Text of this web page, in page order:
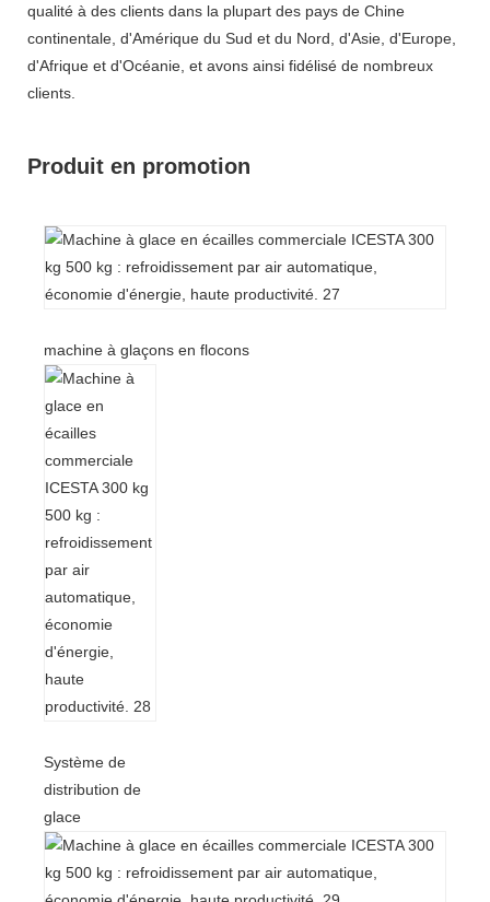
qualité à des clients dans la plupart des pays de Chine
continentale, d'Amérique du Sud et du Nord, d'Asie, d'Europe,
d'Afrique et d'Océanie, et avons ainsi fidélisé de nombreux
clients.
Produit en promotion
machine à glaçons en flocons
Système de
distribution de
glace